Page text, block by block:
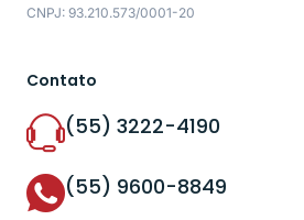
CNPJ: 93.210.573/0001-20
Contato
(55) 3222-4190
(55) 9600-8849